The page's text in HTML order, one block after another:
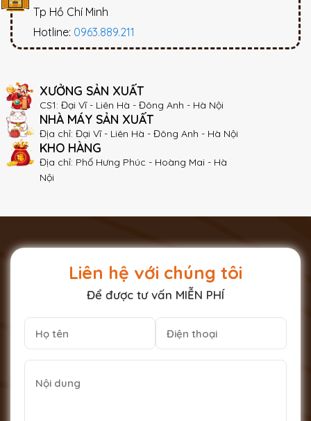
Tp Hồ Chí Minh
Hotline: 0963.889.211
XƯỞNG SẢN XUẤT
CS1: Đại Vĩ - Liên Hà - Đông Anh - Hà Nội
NHÀ MÁY SẢN XUẤT
Địa chỉ: Đại Vĩ - Liên Hà - Đông Anh - Hà Nội
KHO HÀNG
Địa chỉ: Phố Hưng Phúc - Hoàng Mai - Hà
Nội
Liên hệ với chúng tôi
Để được tư vấn MIỄN PHÍ